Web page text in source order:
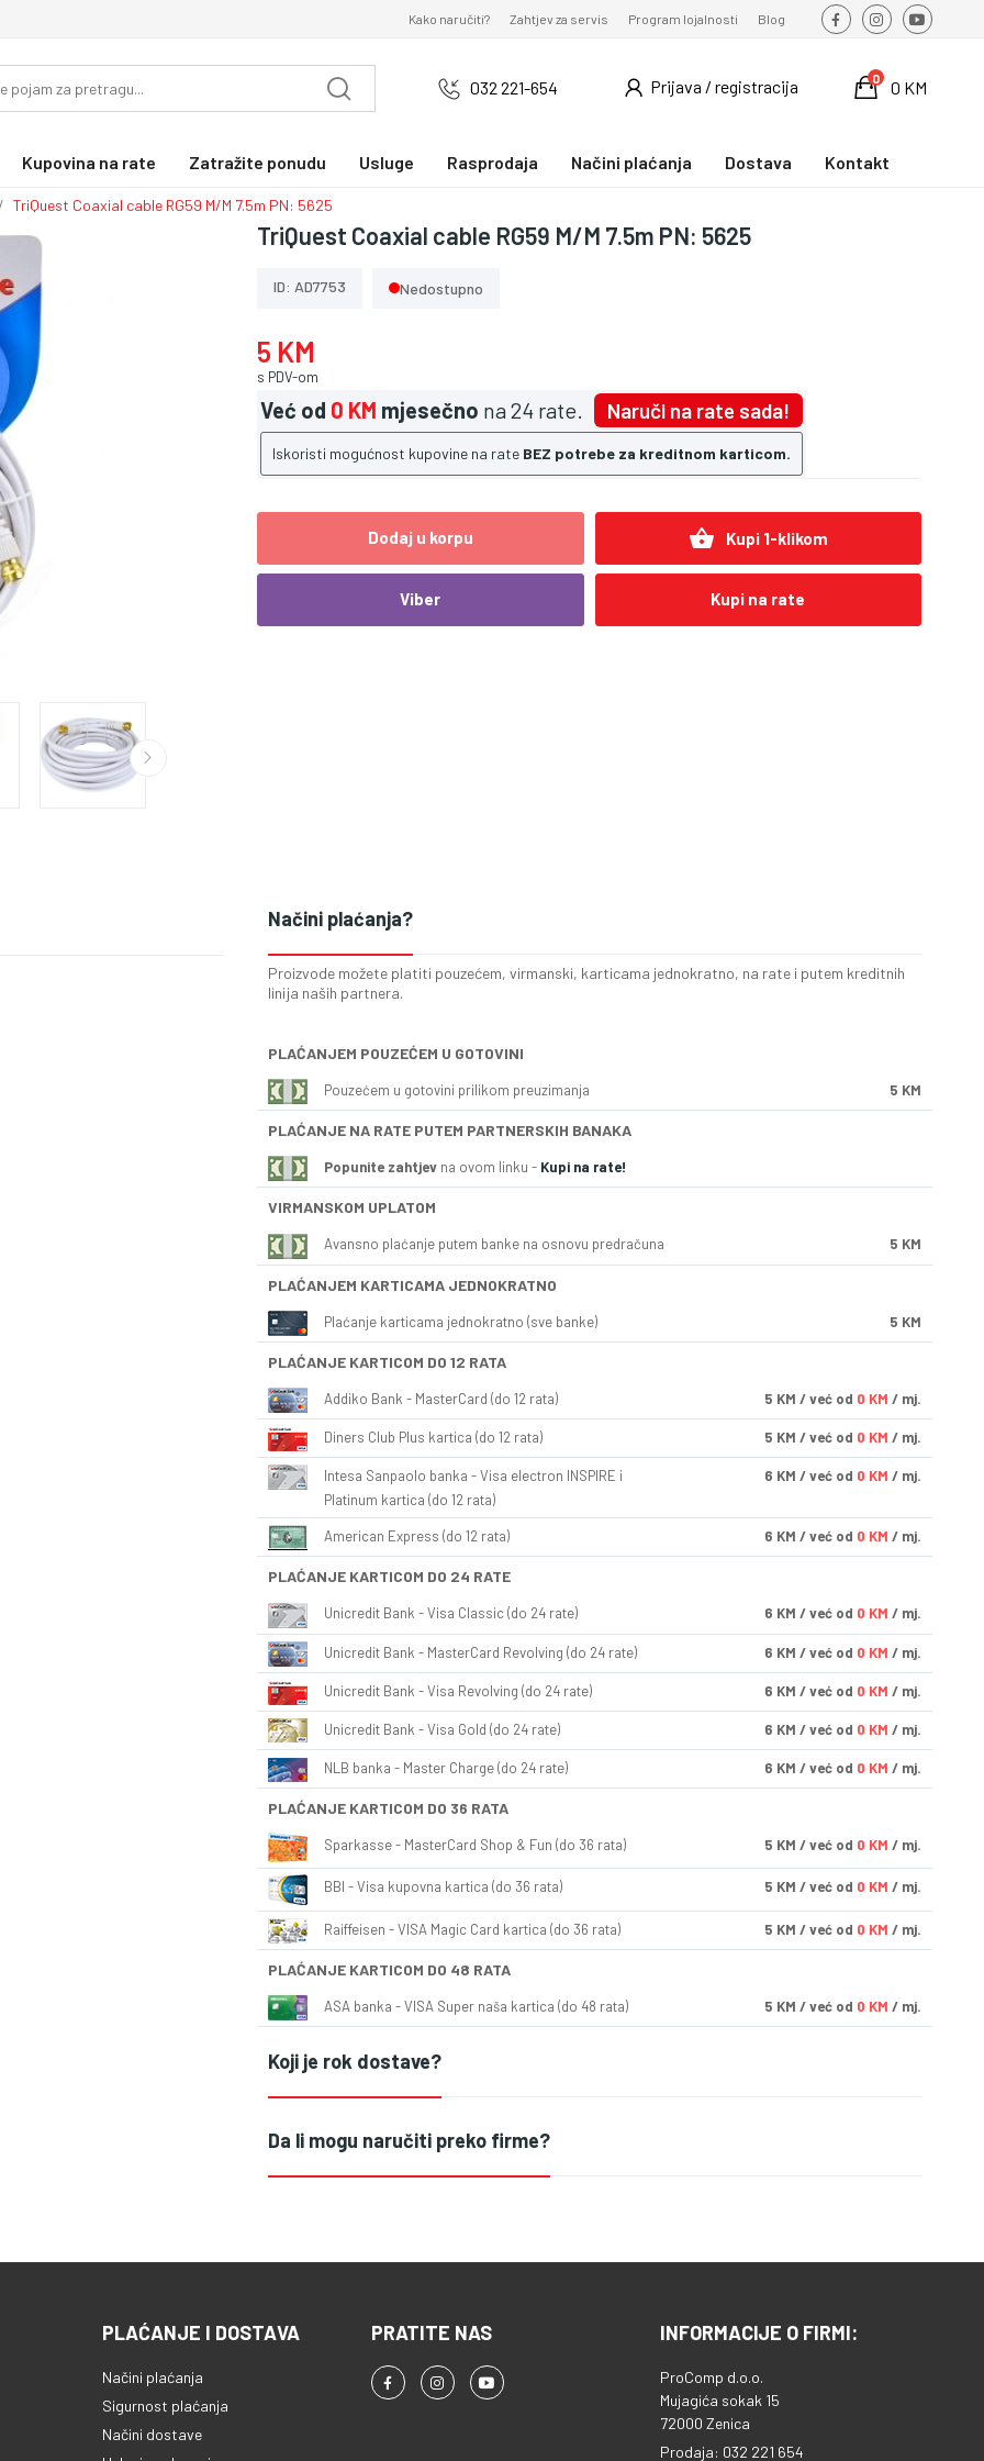
Kako naručiti? Zahtjev za servis Program lojalnosti Blog
032 221-654 Prijava / registracija 0 KM
0
Kupovina na rate Zatražite ponudu Usluge Rasprodaja Načini plaćanja Dostava Kontakt
TriQuest Coaxial cable RG59 M/M 7.5m PN: 5625
TriQuest Coaxial cable RG59 M/M 7.5m PN: 5625
ID: AD7753 Nedostupno
5 KM
s PDV-om
Već od 0 KM mjesečno na 24 rate. Naruči na rate sada!
Iskoristi mogućnost kupovine na rate BEZ potrebe za kreditnom karticom.
Dodaj u korpu shopping_basket Kupi 1-klikom
Viber Kupi na rate
Načini plaćanja?
Proizvode možete platiti pouzećem, virmanski, karticama jednokratno, na rate i putem kreditnih
linija naših partnera.
PLAĆANJEM POUZEĆEM U GOTOVINI
Pouzećem u gotovini prilikom preuzimanja 5 KM
PLAĆANJE NA RATE PUTEM PARTNERSKIH BANAKA
Popunite zahtjev na ovom linku - Kupi na rate!
VIRMANSKOM UPLATOM
Avansno plaćanje putem banke na osnovu predračuna 5 KM
PLAĆANJEM KARTICAMA JEDNOKRATNO
Plaćanje karticama jednokratno (sve banke) 5 KM
PLAĆANJE KARTICOM DO 12 RATA
Addiko Bank - MasterCard (do 12 rata) 5 KM / već od 0 KM / mj.
Diners Club Plus kartica (do 12 rata) 5 KM / već od 0 KM / mj.
Intesa Sanpaolo banka - Visa electron INSPIRE i
Platinum kartica (do 12 rata)
6 KM / već od 0 KM / mj.
American Express (do 12 rata) 6 KM / već od 0 KM / mj.
PLAĆANJE KARTICOM DO 24 RATE
Unicredit Bank - Visa Classic (do 24 rate) 6 KM / već od 0 KM / mj.
Unicredit Bank - MasterCard Revolving (do 24 rate) 6 KM / već od 0 KM / mj.
Unicredit Bank - Visa Revolving (do 24 rate) 6 KM / već od 0 KM / mj.
Unicredit Bank - Visa Gold (do 24 rate) 6 KM / već od 0 KM / mj.
NLB banka - Master Charge (do 24 rate) 6 KM / već od 0 KM / mj.
PLAĆANJE KARTICOM DO 36 RATA
Sparkasse - MasterCard Shop & Fun (do 36 rata) 5 KM / već od 0 KM / mj.
BBI - Visa kupovna kartica (do 36 rata) 5 KM / već od 0 KM / mj.
Raiffeisen - VISA Magic Card kartica (do 36 rata) 5 KM / već od 0 KM / mj.
PLAĆANJE KARTICOM DO 48 RATA
ASA banka - VISA Super naša kartica (do 48 rata) 5 KM / već od 0 KM / mj.
Koji je rok dostave?
Da li mogu naručiti preko firme?
PLAĆANJE I DOSTAVA
Načini plaćanja
Sigurnost plaćanja
Načini dostave
PRATITE NAS INFORMACIJE O FIRMI:
ProComp d.o.o.
Mujagića sokak 15
72000 Zenica
Prodaja: 032 221 654